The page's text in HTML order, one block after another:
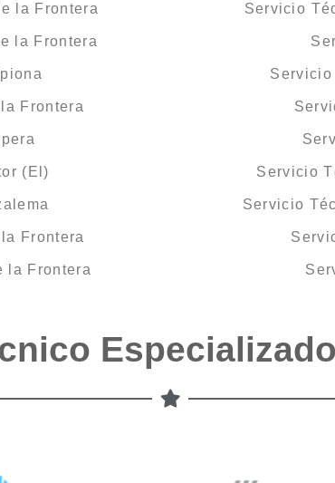
la Frontera
la Frontera
Frontera
(El)
Frontera
la Frontera
Servicio
Servicio
Servicio
Servicio